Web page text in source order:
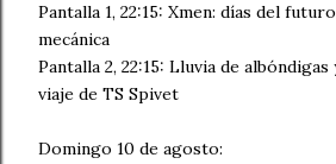
Pantalla 1, 22:15: Xmen: días del
mecánica
Pantalla 2, 22:15: Lluvia de
viaje de TS Spivet
Domingo 10 de agosto: